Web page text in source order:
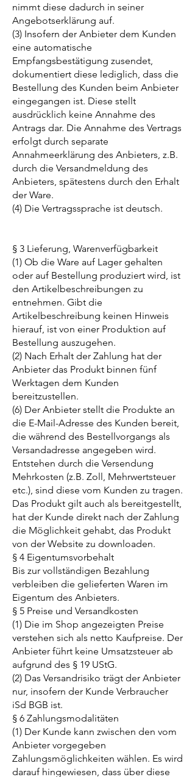
nimmt diese dadurch in seiner
Angebotserklärung auf.
(3) Insofern der Anbieter dem Kunden
eine automatische
Empfangsbestätigung zusendet,
dokumentiert diese lediglich, dass die
Bestellung des Kunden beim Anbieter
eingegangen ist. Diese stellt
ausdrücklich keine Annahme des
Antrags dar. Die Annahme des Vertrags
erfolgt durch separate
Annahmeerklärung des Anbieters, z.B.
durch die Versandmeldung des
Anbieters, spätestens durch den Erhalt
der Ware.
(4) Die Vertragssprache ist deutsch.
§ 3 Lieferung, Warenverfügbarkeit
(1) Ob die Ware auf Lager gehalten
oder auf Bestellung produziert wird, ist
den Artikelbeschreibungen zu
entnehmen. Gibt die
Artikelbeschreibung keinen Hinweis
hierauf, ist von einer Produktion auf
Bestellung auszugehen.
(2) Nach Erhalt der Zahlung hat der
Anbieter das Produkt binnen fünf
Werktagen dem Kunden
bereitzustellen.
(6) Der Anbieter stellt die Produkte an
die E-Mail-Adresse des Kunden bereit,
die während des Bestellvorgangs als
Versandadresse angegeben wird.
Entstehen durch die Versendung
Mehrkosten (z.B. Zoll, Mehrwertsteuer
etc.), sind diese vom Kunden zu tragen.
Das Produkt gilt auch als bereitgestellt,
hat der Kunde direkt nach der Zahlung
die Möglichkeit gehabt, das Produkt
von der Website zu downloaden.
§ 4 Eigentumsvorbehalt
Bis zur vollständigen Bezahlung
verbleiben die gelieferten Waren im
Eigentum des Anbieters.
§ 5 Preise und Versandkosten
(1) Die im Shop angezeigten Preise
verstehen sich als netto Kaufpreise. Der
Anbieter führt keine Umsatzsteuer ab
aufgrund des § 19 UStG.
(2) Das Versandrisiko trägt der Anbieter
nur, insofern der Kunde Verbraucher
iSd BGB ist.
§ 6 Zahlungsmodalitäten
(1) Der Kunde kann zwischen den vom
Anbieter vorgegeben
Zahlungsmöglichkeiten wählen. Es wird
darauf hingewiesen, dass über diese